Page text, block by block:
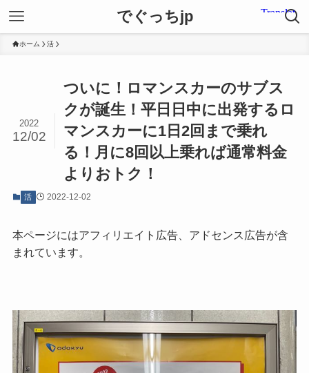
でぐっちjp
ホーム 活
ついに！ロマンスカーのサブス
クが誕生！平日日中に出発するロ
マンスカーに1日2回まで乗れ
る！月に8回以上乗れば通常料金
よりおトク！
2022
12/02
活 2022-12-02
本ページにはアフィリエイト広告、アドセンス広告が含
まれています。